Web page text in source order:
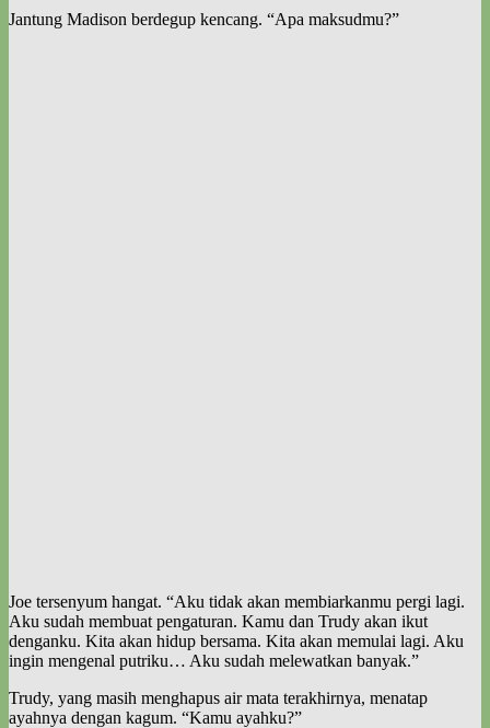
Jantung Madison berdegup kencang. “Apa maksudmu?”
Joe tersenyum hangat. “Aku tidak akan membiarkanmu pergi lagi.
Aku sudah membuat pengaturan. Kamu dan Trudy akan ikut
denganku. Kita akan hidup bersama. Kita akan memulai lagi. Aku
ingin mengenal putriku… Aku sudah melewatkan banyak.”
Trudy, yang masih menghapus air mata terakhirnya, menatap
ayahnya dengan kagum. “Kamu ayahku?”